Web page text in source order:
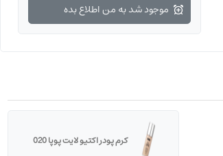
موجود شد به من اطلاع بده
کرم پودر اکتیو لایت پوپا 020